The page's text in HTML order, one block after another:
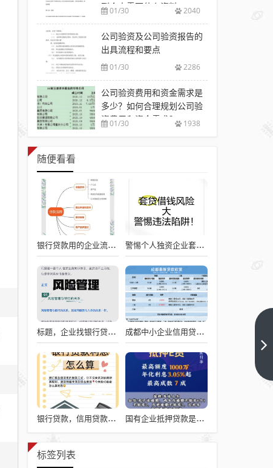
到个人需要什么资料
01/30 2040
公司验资及公司验资报告的
出具流程和要点
01/30 2286
公司验资费用和资金需求是
多少？如何合理规划公司验
资费用和资金需求？
01/30 1938
随便看看
银行贷款用的企业流程图，从申请到放款的全流程解析 警惕个人独资企业套取银行贷款的风险
标题，企业找银行贷款难吗？深度剖析与应对策略 成都中小企业信用贷款利率的影响因素与应对策略
银行贷款，信用贷款的主导方式 国有企业抵押贷款是否违法？
标签列表